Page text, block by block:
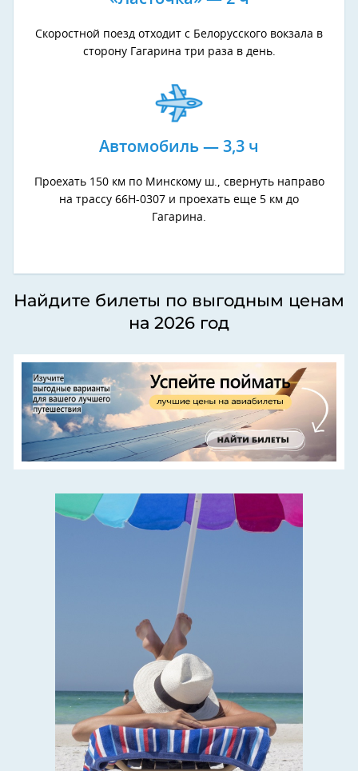
Скоростной поезд отходит с Белорусского вокзала в
сторону Гагарина три раза в день.
Автомобиль — 3,3 ч
Проехать 150 км по Минскому ш., свернуть направо
на трассу 66Н-0307 и проехать еще 5 км до
Гагарина.
Найдите билеты по выгодным ценам
на 2026 год